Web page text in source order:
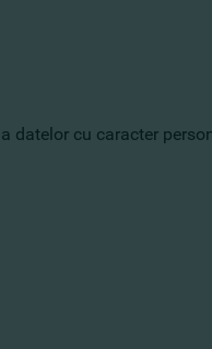
datelor cu caracter